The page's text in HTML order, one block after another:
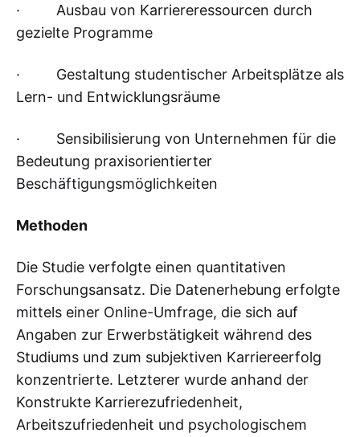
· Ausbau von Karriereressourcen durch
gezielte Programme
· Gestaltung studentischer Arbeitsplätze als
Lern- und Entwicklungsräume
· Sensibilisierung von Unternehmen für die
Bedeutung praxisorientierter
Beschäftigungsmöglichkeiten
Methoden
Die Studie verfolgte einen quantitativen
Forschungsansatz. Die Datenerhebung erfolgte
mittels einer Online-Umfrage, die sich auf
Angaben zur Erwerbstätigkeit während des
Studiums und zum subjektiven Karriereerfolg
konzentrierte. Letzterer wurde anhand der
Konstrukte Karrierezufriedenheit,
Arbeitszufriedenheit und psychologischem